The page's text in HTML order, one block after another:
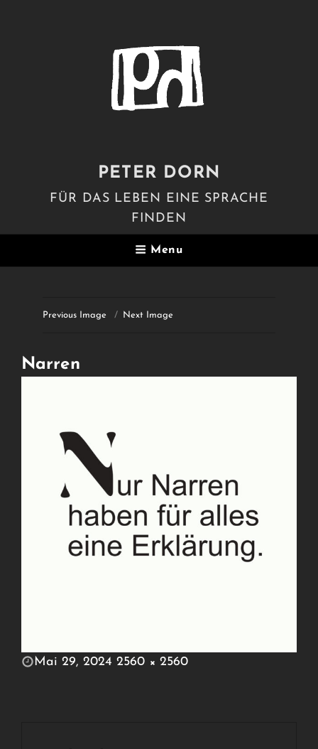
PETER DORN
FÜR DAS LEBEN EINE SPRACHE
FINDEN
Menu
Previous Image Next Image
Narren
POSTED
Mai 29, 2024 2560 × 2560